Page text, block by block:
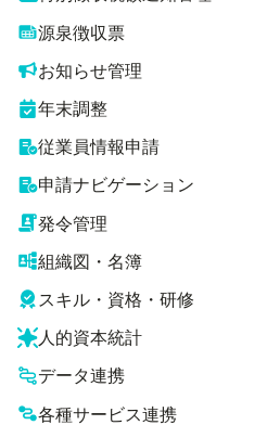
源泉徴収票
お知らせ管理
年末調整
従業員情報申請
申請ナビゲーション
発令管理
組織図・名簿
スキル・資格・研修
人的資本統計
データ連携
各種サービス連携